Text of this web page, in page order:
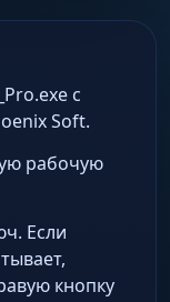
с
Soft.
рабочую
Если
кнопку